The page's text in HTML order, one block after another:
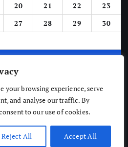
your browsing experience, serve
and analyse our traffic. By
to our use of cookies.
Reject All Accept All
20 21 22
23
27 28 29
30
© The Newsic 2026